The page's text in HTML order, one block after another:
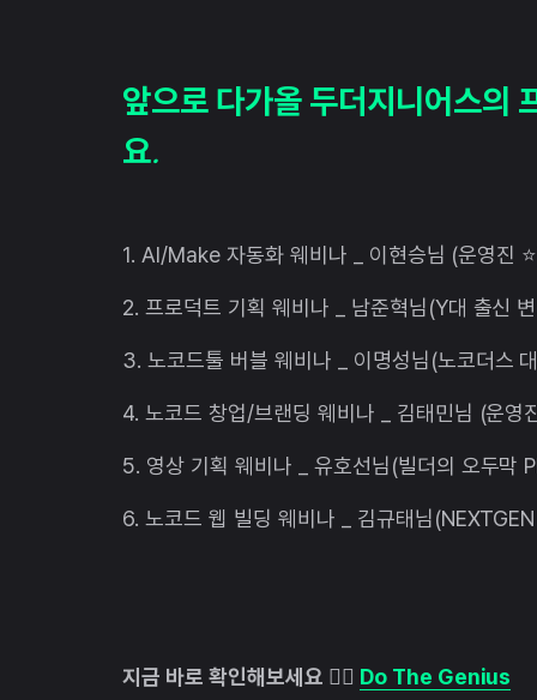
앞으로 다가올 두더지니어스의
요.
1. AI/Make 자동화 웨비나 _ 이현승님 (운영진
2. 프로덕트 기획 웨비나 _ 남준혁님(Y대 출신
3. 노코드툴 버블 웨비나 _ 이명성님(노코더스
4. 노코드 창업/브랜딩 웨비나 _ 김태민님 (운영
5. 영상 기획 웨비나 _ 유호선님(빌더의 오두막
6. 노코드 웹 빌딩 웨비나 _ 김규태님
지금 바로 확인해보세요 👉🏻 Do The Genius